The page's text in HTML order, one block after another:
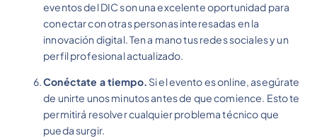
eventos del DIC son una excelente oportunidad para
conectar con otras personas interesadas en la
innovación digital. Ten a mano tus redes sociales y un
perfil profesional actualizado.
Conéctate a tiempo. Si el evento es online, asegúrate
de unirte unos minutos antes de que comience. Esto te
permitirá resolver cualquier problema técnico que
pueda surgir.